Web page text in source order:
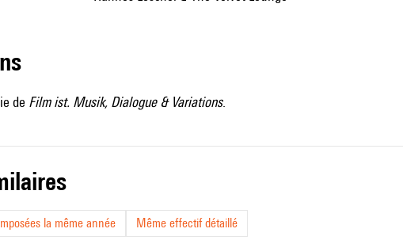
de Film ist. Musik, Dialogue & Variations.
la même année Même effectif détaillé